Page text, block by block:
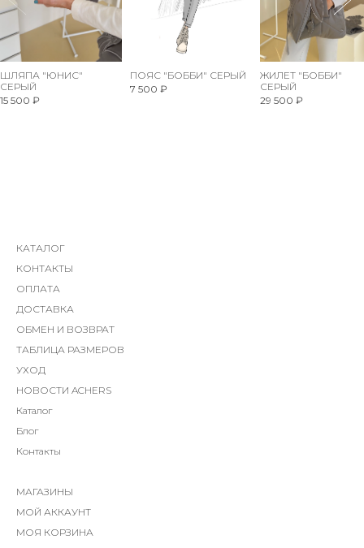
ШЛЯПА "ЮНИС"
СЕРЫЙ
15 500 ₽
ПОЯС "БОББИ" СЕРЫЙ
7 500 ₽
ЖИЛЕТ "БОББИ"
СЕРЫЙ
29 500 ₽
КАТАЛОГ
КОНТАКТЫ
ОПЛАТА
ДОСТАВКА
ОБМЕН И ВОЗВРАТ
ТАБЛИЦА РАЗМЕРОВ
УХОД
НОВОСТИ ACHERS
Каталог
Блог
Контакты
МАГАЗИНЫ
МОЙ АККАУНТ
МОЯ КОРЗИНА